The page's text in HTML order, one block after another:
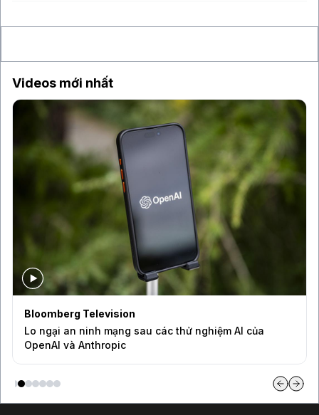
Videos mới nhất
Bloomberg Television
Lo ngại an ninh mạng sau các thử nghiệm AI của
OpenAI và Anthropic